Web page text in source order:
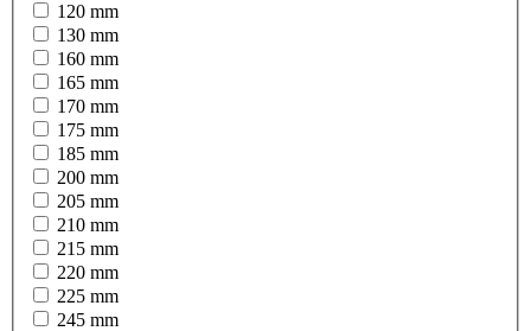
120 mm
130 mm
160 mm
165 mm
170 mm
175 mm
185 mm
200 mm
205 mm
210 mm
215 mm
220 mm
225 mm
245 mm